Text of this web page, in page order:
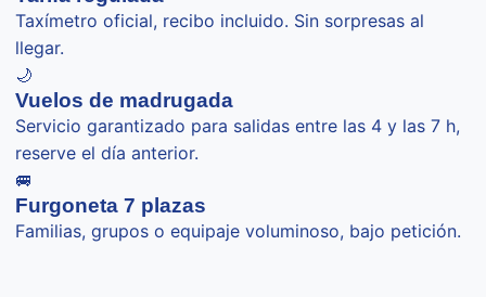
Taxímetro oficial, recibo incluido. Sin sorpresas al
llegar.
🌙
Vuelos de madrugada
Servicio garantizado para salidas entre las 4 y las 7 h,
reserve el día anterior.
🚐
Furgoneta 7 plazas
Familias, grupos o equipaje voluminoso, bajo petición.